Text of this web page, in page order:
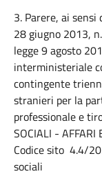
3. Parere, ai sensi
28 giugno 2013,
legge 9 agosto
interministeriale
contingente
stranieri per la
professionale e
SOCIALI - AFFARI
Codice sito 4.4/
sociali